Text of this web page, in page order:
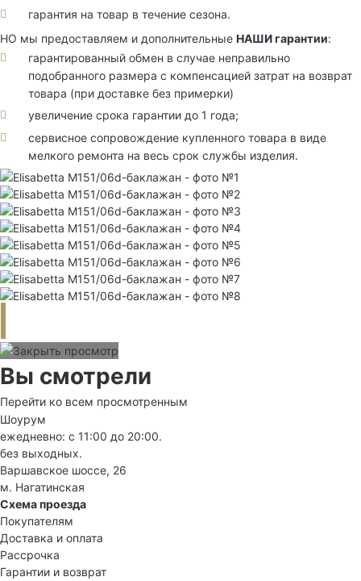
гарантия на товар в течение сезона.
НО мы предоставляем и дополнительные НАШИ гарантии:
гарантированный обмен в случае неправильно
подобранного размера с компенсацией затрат на возврат
товара (при доставке без примерки)
увеличение срока гарантии до 1 года;
сервисное сопровождение купленного товара в виде
мелкого ремонта на весь срок службы изделия.
Вы смотрели
Перейти ко всем просмотренным
Шоурум
ежедневно: с 11:00 до 20:00.
без выходных.
Варшавское шоссе, 26
м. Нагатинская
Схема проезда
Покупателям
Доставка и оплата
Рассрочка
Гарантии и возврат